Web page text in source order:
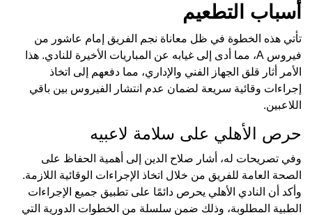
أسباب التطعيم
تأتي هذه الخطوة في ظل معاناة نجم الفريق إمام عاشور من
فيروس A، مما أدى إلى غيابه عن المباريات الأخيرة للنادي. هذا
الأمر أثار قلق الجهاز الفني والإداري، مما دفعهم إلى اتخاذ
إجراءات وقائية سريعة لضمان عدم انتشار الفيروس بين باقي
اللاعبين.
حرص الأهلي على سلامة لاعبيه
وفي تصريحات له، أشار صلاح الدين إلى أهمية الحفاظ على
الصحة العامة للفريق من خلال اتخاذ الإجراءات الوقائية اللازمة.
وأكد أن النادي الأهلي يحرص دائمًا على تطبيق جميع الإجراءات
الطبية المطلوبة، وذلك ضمن سلسلة من الخطوات الدورية التي